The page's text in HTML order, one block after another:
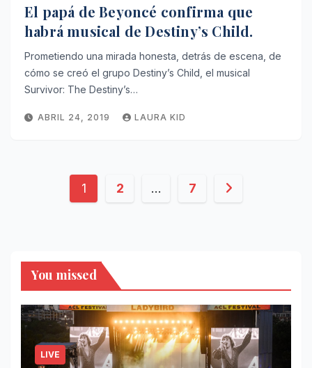
El papá de Beyoncé confirma que
habrá musical de Destiny’s Child.
Prometiendo una mirada honesta, detrás de escena, de
cómo se creó el grupo Destiny’s Child, el musical
Survivor: The Destiny’s…
ABRIL 24, 2019 LAURA KID
Paginación
1 2 … 7
You missed
LIVE